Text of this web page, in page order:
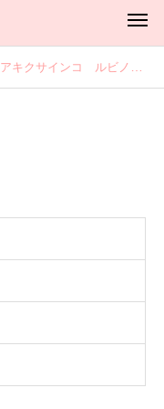
アキクサインコ ルビノー②